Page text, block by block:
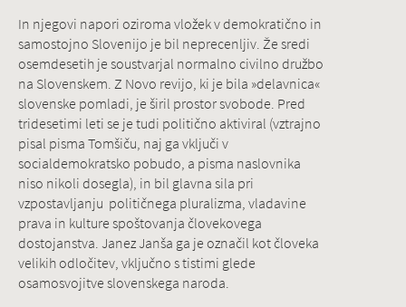
In njegovi napori oziroma vložek v demokratično in
samostojno Slovenijo je bil neprecenljiv. Že sredi
osemdesetih je soustvarjal normalno civilno družbo
na Slovenskem. Z Novo revijo, ki je bila »delavnica«
slovenske pomladi, je širil prostor svobode. Pred
tridesetimi leti se je tudi politično aktiviral (vztrajno
pisal pisma Tomšiču, naj ga vključi v
socialdemokratsko pobudo, a pisma naslovnika
niso nikoli dosegla), in bil glavna sila pri
vzpostavljanju političnega pluralizma, vladavine
prava in kulture spoštovanja človekovega
dostojanstva. Janez Janša ga je označil kot človeka
velikih odločitev, vključno s tistimi glede
osamosvojitve slovenskega naroda.